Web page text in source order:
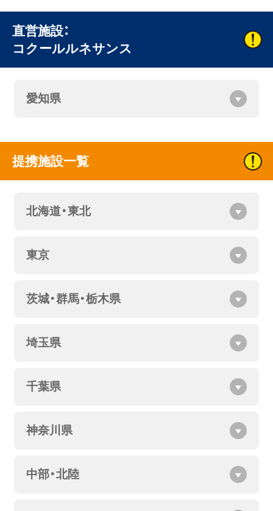
直営施設：
コクールルネサンス
愛知県
提携施設一覧
北海道・東北
東京
茨城・群馬・栃木県
埼玉県
千葉県
神奈川県
中部・北陸